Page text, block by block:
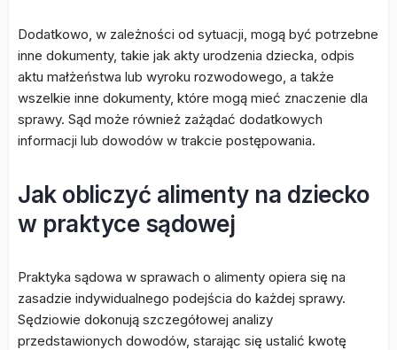
Dodatkowo, w zależności od sytuacji, mogą być potrzebne
inne dokumenty, takie jak akty urodzenia dziecka, odpis
aktu małżeństwa lub wyroku rozwodowego, a także
wszelkie inne dokumenty, które mogą mieć znaczenie dla
sprawy. Sąd może również zażądać dodatkowych
informacji lub dowodów w trakcie postępowania.
Jak obliczyć alimenty na dziecko
w praktyce sądowej
Praktyka sądowa w sprawach o alimenty opiera się na
zasadzie indywidualnego podejścia do każdej sprawy.
Sędziowie dokonują szczegółowej analizy
przedstawionych dowodów, starając się ustalić kwotę